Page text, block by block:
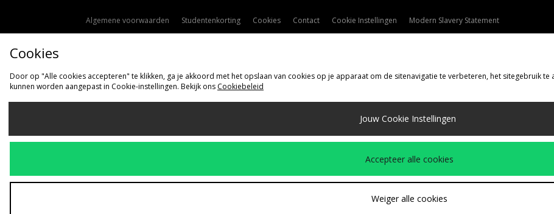
Algemene voorwaarden Studentenkorting Cookies Contact Cookie Instellingen Modern Slavery Statement
Verzenden Naar
Cookies
Door op "Alle cookies accepteren" te klikken, ga je akkoord met het opslaan van cookies op je apparaat om de sitenavigatie te verbeteren, het sitegebruik
kunnen worden aangepast in Cookie-instellingen. Bekijk ons Cookiebeleid
Jouw Cookie Instellingen
Accepteer alle cookies
Weiger alle cookies